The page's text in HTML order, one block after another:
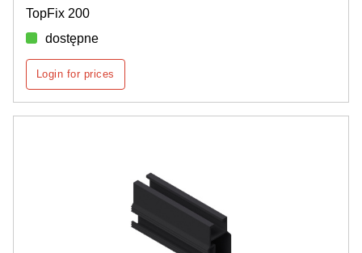
TopFix 200
dostępne
Login for prices